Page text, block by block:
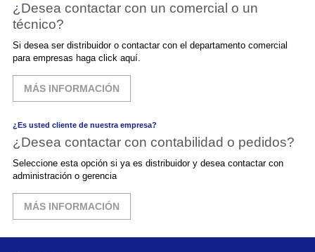
¿Desea contactar con un comercial o un
técnico?
Si desea ser distribuidor o contactar con el departamento comercial
para empresas haga click aquí.
MÁS INFORMACIÓN
¿Es usted cliente de nuestra empresa?
¿Desea contactar con contabilidad o pedidos?
Seleccione esta opción si ya es distribuidor y desea contactar con
administración o gerencia
MÁS INFORMACIÓN